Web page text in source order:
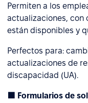
Permiten a los
actualizaciones, con
están disponibles y
Perfectos para:
actualizaciones de
discapacidad (UA).
🟩 Formularios de